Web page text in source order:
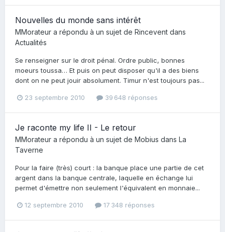
Nouvelles du monde sans intérêt
MMorateur a répondu à un sujet de Rincevent dans
Actualités
Se renseigner sur le droit pénal. Ordre public, bonnes
moeurs toussa… Et puis on peut disposer qu'il a des biens
dont on ne peut jouir absolument. Timur n'est toujours pas...
23 septembre 2010 39 648 réponses
Je raconte my life II - Le retour
MMorateur a répondu à un sujet de Mobius dans La
Taverne
Pour la faire (très) court : la banque place une partie de cet
argent dans la banque centrale, laquelle en échange lui
permet d'émettre non seulement l'équivalent en monnaie...
12 septembre 2010 17 348 réponses